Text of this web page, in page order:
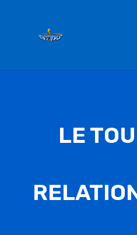
25 Oct 2022LE